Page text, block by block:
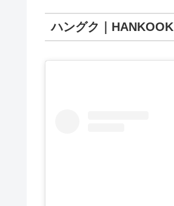
ハングク｜HANKOOK